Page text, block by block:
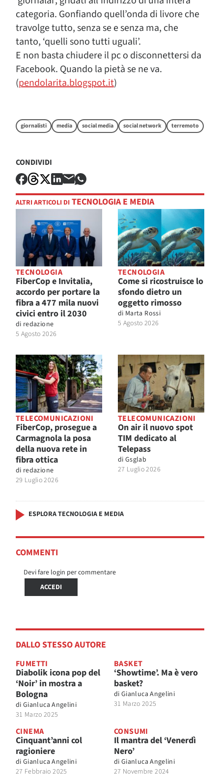
categoria. Gonfiando quell’onda di livore che
travolge tutto, senza se e senza ma, che
tanto, ‘quelli sono tutti uguali’.
E non basta chiudere il pc o disconnettersi da
Facebook. Quando la pietà se ne va.
(pendolarita.blogspot.it)
giornalisti media social media social network terremoto
CONDIVIDI
ALTRI ARTICOLI DI TECNOLOGIA E MEDIA
TECNOLOGIA
FiberCop e Invitalia,
accordo per portare la
fibra a 477 mila nuovi
civici entro il 2030
di redazione
5 Agosto 2026
TECNOLOGIA
Come si ricostruisce lo
sfondo dietro un
oggetto rimosso
di Marta Rossi
5 Agosto 2026
TELECOMUNICAZIONI
FiberCop, prosegue a
Carmagnola la posa
della nuova rete in
fibra ottica
di redazione
29 Luglio 2026
TELECOMUNICAZIONI
On air il nuovo spot
TIM dedicato al
Telepass
di Gsglab
27 Luglio 2026
ESPLORA TECNOLOGIA E MEDIA
COMMENTI
Devi fare login per commentare
ACCEDI
DALLO STESSO AUTORE
FUMETTI
Diabolik icona pop del
‘Noir’ in mostra a
Bologna
di Gianluca Angelini
31 Marzo 2025
BASKET
‘Showtime’. Ma è vero
basket?
di Gianluca Angelini
31 Marzo 2025
CINEMA
Cinquant’anni col
ragioniere
di Gianluca Angelini
27 Febbraio 2025
CONSUMI
Il mantra del ‘Venerdì
Nero’
di Gianluca Angelini
27 Novembre 2024